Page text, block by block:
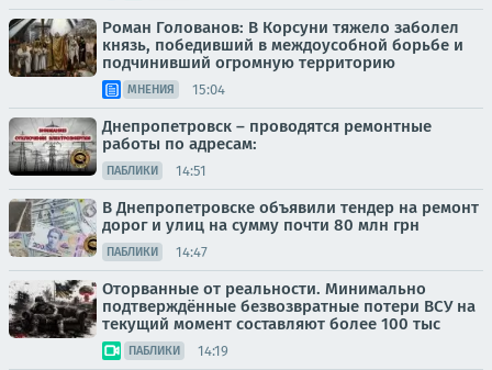
Роман Голованов: В Корсуни тяжело заболел
князь, победивший в междоусобной борьбе и
подчинивший огромную территорию
МНЕНИЯ 15:04
Днепропетровск – проводятся ремонтные
работы по адресам:
ПАБЛИКИ 14:51
В Днепропетровске объявили тендер на ремонт
дорог и улиц на сумму почти 80 млн грн
ПАБЛИКИ 14:47
Оторванные от реальности. Минимально
подтверждённые безвозвратные потери ВСУ на
текущий момент составляют более 100 тыс
ПАБЛИКИ 14:19